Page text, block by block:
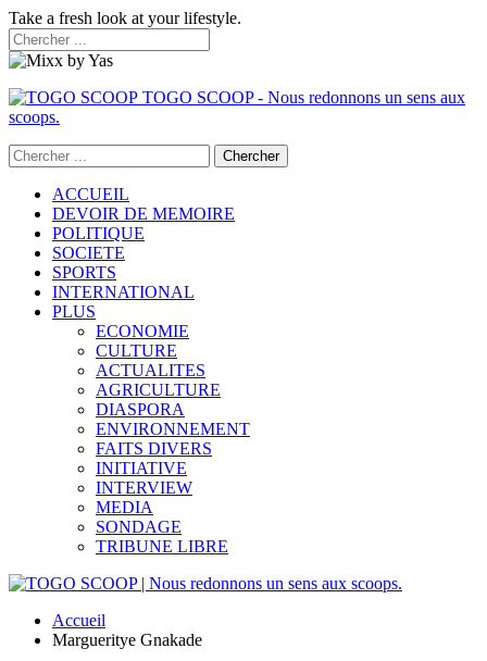
Take a fresh look at your lifestyle.
TOGO SCOOP - Nous redonnons un sens aux
scoops.
ACCUEIL
DEVOIR DE MEMOIRE
POLITIQUE
SOCIETE
SPORTS
INTERNATIONAL
PLUS
ECONOMIE
CULTURE
ACTUALITES
AGRICULTURE
DIASPORA
ENVIRONNEMENT
FAITS DIVERS
INITIATIVE
INTERVIEW
MEDIA
SONDAGE
TRIBUNE LIBRE
Accueil
Margueritye Gnakade